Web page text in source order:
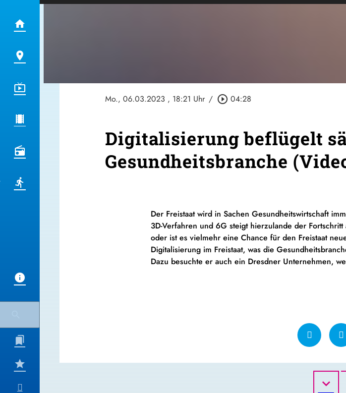
Mo., 06.03.2023 , 18:21 Uhr / play_circle_outline 04:28
Digitalisierung beflügelt
Gesundheitsbranche
Der Freistaat wird in Sachen Gesundheitswirtschaft
3D-Verfahren und 6G steigt hierzulande der
oder ist es vielmehr eine Chance für den Freistaat
Digitalisierung im Freistaat, was die
Dazu besuchte er auch ein Dresdner Unternehmen,